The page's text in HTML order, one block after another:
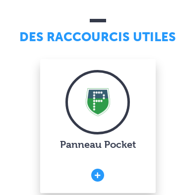
DES RACCOURCIS UTILES
Panneau Pocket